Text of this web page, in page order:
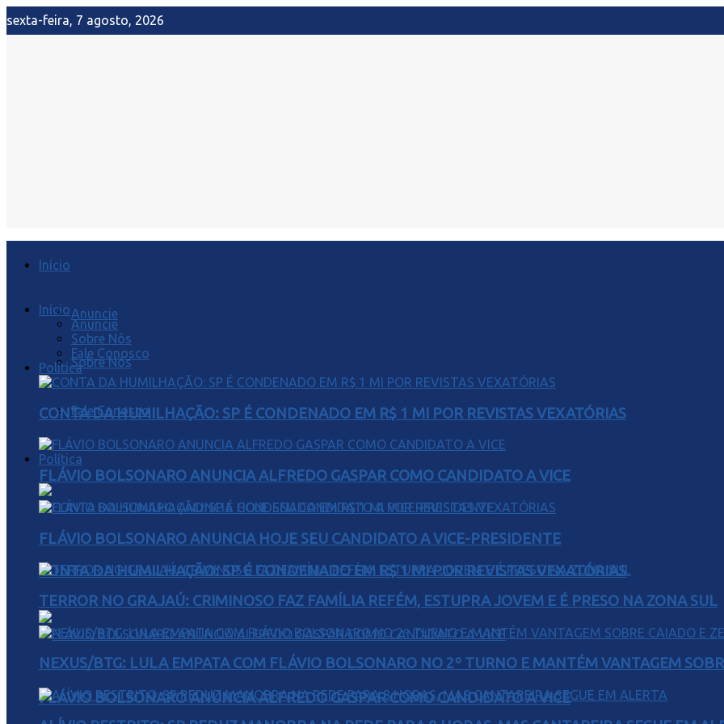
sexta-feira, 7 agosto, 2026
Início
Anuncie
Sobre Nós
Fale Conosco
Política
CONTA DA HUMILHAÇÃO: SP É CONDENADO EM R$ 1 MI POR REVISTAS VEXATÓRIAS
FLÁVIO BOLSONARO ANUNCIA ALFREDO GASPAR COMO CANDIDATO A VICE
Início
Anuncie
Sobre Nós
Fale Conosco
Política
CONTA DA HUMILHAÇÃO: SP É CONDENADO EM R$ 1 MI POR REVISTAS VEXATÓRIAS
FLÁVIO BOLSONARO ANUNCIA ALFREDO GASPAR COMO CANDIDATO A VICE
FLÁVIO BOLSONARO ANUNCIA HOJE SEU CANDIDATO A VICE-PRESIDENTE
TERROR NO GRAJAÚ: CRIMINOSO FAZ FAMÍLIA REFÉM, ESTUPRA JOVEM E É PRESO NA ZONA SUL
NEXUS/BTG: LULA EMPATA COM FLÁVIO BOLSONARO NO 2º TURNO E MANTÉM VANTAGEM